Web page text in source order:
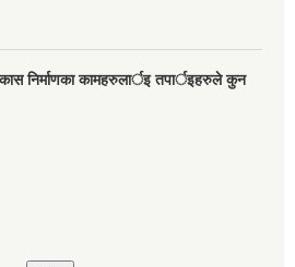
निर्माणका कामहरुलार्इ तपार्इहरुले कुन